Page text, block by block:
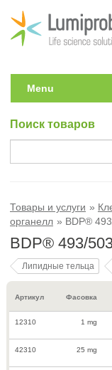
Menu
Поиск товаров
Товары и услуги
органелл
BDP®
BDP® 493/
Липидные тельца
Артикул Фасовка
12310 1 mg
42310 25 mg